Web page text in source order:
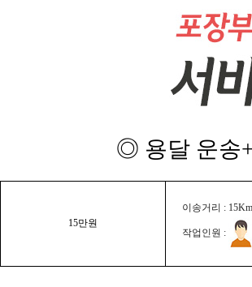
◎ 용달 운송
15만원
이송거리 :
작업인원 :